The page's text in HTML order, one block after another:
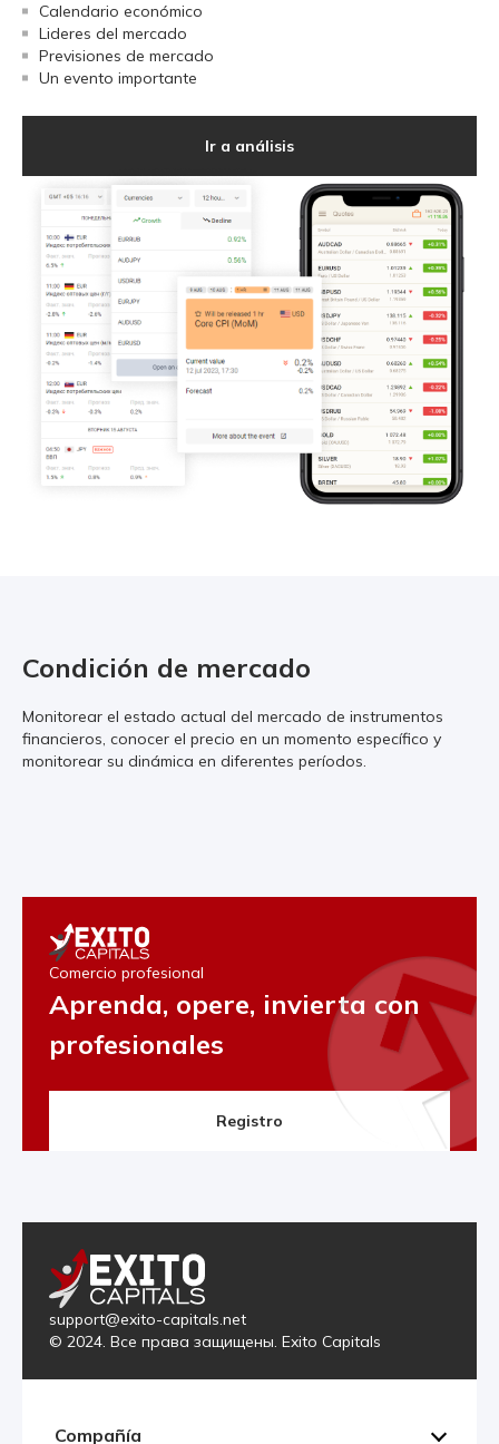
Calendario económico
Lideres del mercado
Previsiones de mercado
Un evento importante
Ir a análisis
Condición de mercado
Monitorear el estado actual del mercado de instrumentos
financieros, conocer el precio en un momento específico y
monitorear su dinámica en diferentes períodos.
Comercio profesional
Aprenda, opere, invierta con
profesionales
Registro
support@exito-capitals.net
© 2024. Все права защищены. Exito Capitals
Compañía